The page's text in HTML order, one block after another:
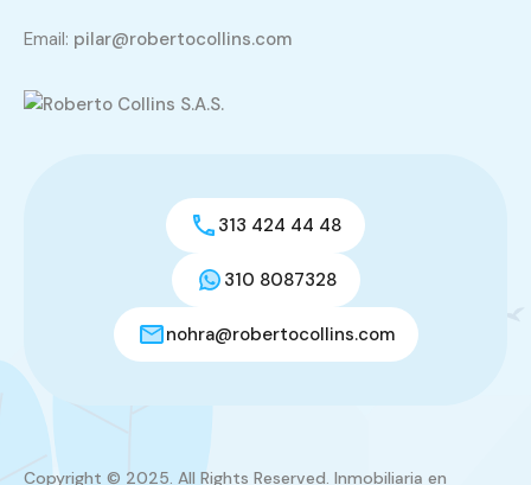
Email: pilar@robertocollins.com
313 424 44 48
310 8087328
nohra@robertocollins.com
Copyright © 2025. All Rights Reserved. Inmobiliaria en